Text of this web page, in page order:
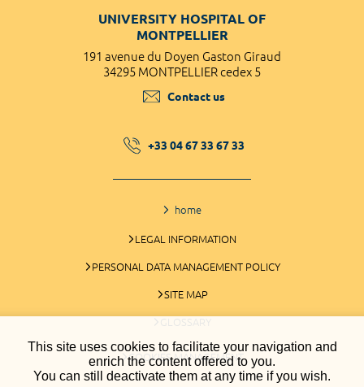
This site uses cookies to facilitate your navigation and
enrich the content offered to you.
You can still deactivate them at any time if you wish.
UNIVERSITY HOSPITAL OF
MONTPELLIER
191 avenue du Doyen Gaston Giraud
34295 MONTPELLIER cedex 5
Contact us
+33 04 67 33 67 33
home
LEGAL INFORMATION
PERSONAL DATA MANAGEMENT POLICY
SITE MAP
GLOSSARY
COOKIES MANAGEMENT